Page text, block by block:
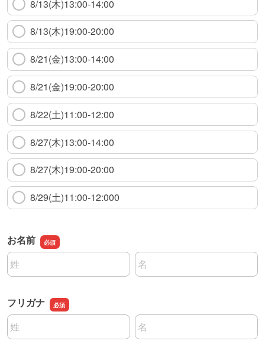
8/13(木)13:00-14:00
8/13(木)19:00-20:00
8/21(金)13:00-14:00
8/21(金)19:00-20:00
8/22(土)11:00-12:00
8/27(木)13:00-14:00
8/27(木)19:00-20:00
8/29(土)11:00-12:000
お名前
名前の姓
名前の名
フリガナ
名前の姓
名前の名